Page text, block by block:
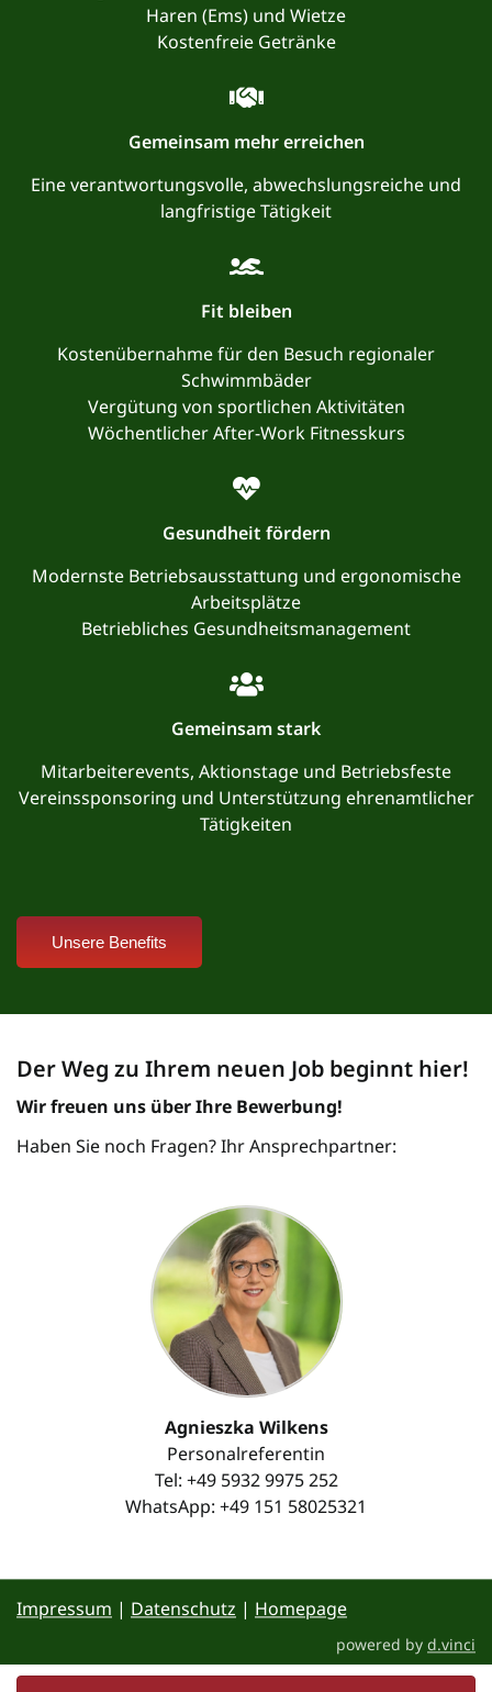
Haren (Ems) und Wietze
Kostenfreie Getränke
Gemeinsam mehr erreichen
Eine verantwortungsvolle, abwechslungsreiche und
langfristige Tätigkeit
Fit bleiben
Kostenübernahme für den Besuch regionaler
Schwimmbäder
Vergütung von sportlichen Aktivitäten
Wöchentlicher After-Work Fitnesskurs
Gesundheit fördern
Modernste Betriebsausstattung und ergonomische
Arbeitsplätze
Betriebliches Gesundheitsmanagement
Gemeinsam stark
Mitarbeiterevents, Aktionstage und Betriebsfeste
Vereinssponsoring und Unterstützung ehrenamtlicher
Tätigkeiten
Unsere Benefits
Der Weg zu Ihrem neuen Job beginnt hier!
Wir freuen uns über Ihre Bewerbung!
Haben Sie noch Fragen? Ihr Ansprechpartner:
Agnieszka Wilkens
Personalreferentin
Tel: +49 5932 9975 252
WhatsApp: +49 151 58025321
Impressum | Datenschutz | Homepage
powered by d.vinci